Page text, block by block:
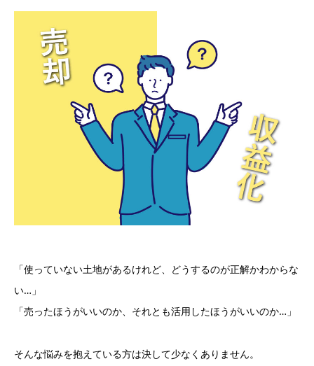
「使っていない土地があるけれど、どうするのが正解かわからな
い…」
「売ったほうがいいのか、それとも活用したほうがいいのか…」
そんな悩みを抱えている方は決して少なくありません。